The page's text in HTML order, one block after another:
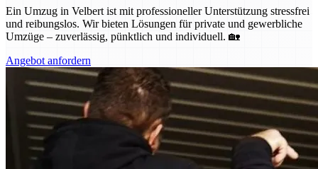
Ein Umzug in Velbert ist mit professioneller Unterstützung stressfrei
und reibungslos. Wir bieten Lösungen für private und gewerbliche
Umzüge – zuverlässig, pünktlich und individuell. 🏡
Angebot anfordern